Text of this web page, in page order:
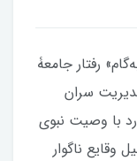
رفتار جامعۀ
سران
با وصیت نبوی
وقایع ناگوار